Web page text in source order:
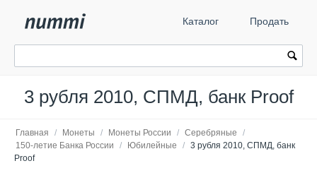
Каталог Продать
3 рубля 2010, СПМД, банк Proof
Главная / Монеты / Монеты России / Серебряные
/
150-летие Банка России
/ Юбилейные / 3 рубля 2010, СПМД, банк
Proof